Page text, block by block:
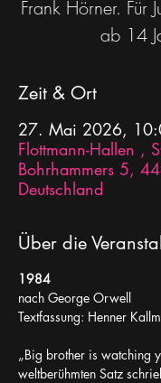
Frank Hörner. Für
ab 14
Zeit & Ort
27. Mai 2026,
Flottmann-Hallen ,
Bohrhammers 5,
Deutschland
Über die
1984
nach George Orwell
Textfassung: Henner
„Big brother is watching
weltberühmten Satz